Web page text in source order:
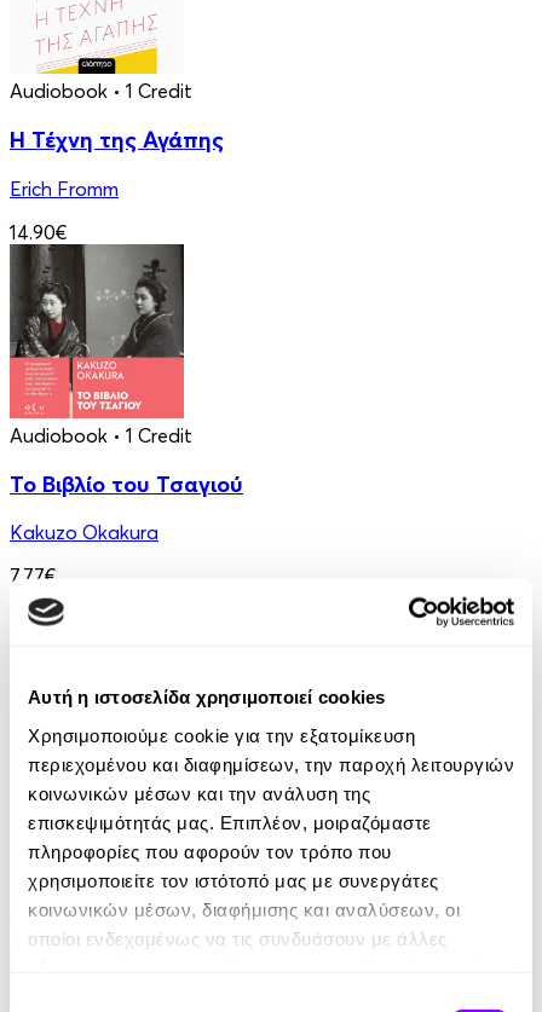
Αυτή η ιστοσελίδα χρησιμοποιεί cookies
Χρησιμοποιούμε cookie για την εξατομίκευση
περιεχομένου και διαφημίσεων, την παροχή λειτουργιών
κοινωνικών μέσων και την ανάλυση της
επισκεψιμότητάς μας. Επιπλέον, μοιραζόμαστε
πληροφορίες που αφορούν τον τρόπο που
χρησιμοποιείτε τον ιστότοπό μας με συνεργάτες
κοινωνικών μέσων, διαφήμισης και αναλύσεων, οι
οποίοι ενδεχομένως να τις συνδυάσουν με άλλες
Audiobook • 1 Credit
Η Τέχνη της Αγάπης
Erich Fromm
14.90€
Audiobook • 1 Credit
Το Βιβλίο του Τσαγιού
Kakuzo Okakura
7.77€
Audiobook
Κάτω από το Ηφαίστειο
Malcolm Lowry
16.90€